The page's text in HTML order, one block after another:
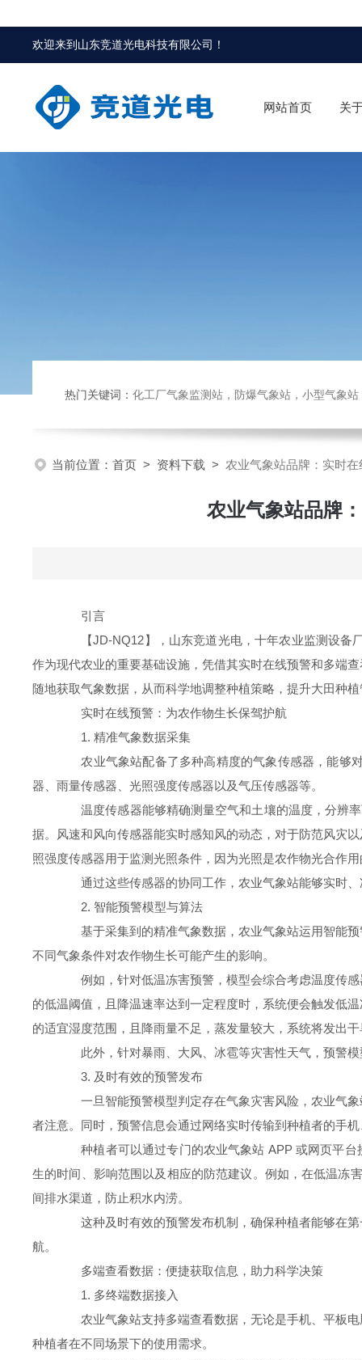
欢迎来到 山东竞道光电科技有限公司 ！
网站首页 关
热门关键词： 化工厂气象监测站，防爆气象站，小型气象站，化
当前位置： 首页 > 资料下载 > 农业气象站品牌：实时
农业气象站品牌
引言
【JD-NQ12】，山东竞道光电，十年农业监测设备厂
作为现代农业的重要基础设施，凭借其实时在线预警和多端
随地获取气象数据，从而科学地调整种植策略，提升大田种
实时在线预警：为农作物生长保驾护航
1. 精准气象数据采集
农业气象站配备了多种高精度的气象传感器，能够对
器、雨量传感器、光照强度传感器以及气压传感器等。
温度传感器能够精确测量空气和土壤的温度，分辨率
据。风速和风向传感器能实时感知风的动态，对于防范风灾
照强度传感器用于监测光照条件，因为光照是农作物光合作
通过这些传感器的协同工作，农业气象站能够实时、
2. 智能预警模型与算法
基于采集到的精准气象数据，农业气象站运用智能预
不同气象条件对农作物生长可能产生的影响。
例如，针对低温冻害预警，模型会综合考虑温度传感
的低温阈值，且降温速率达到一定程度时，系统便会触发低
的适宜湿度范围，且降雨量不足，蒸发量较大，系统将发出
此外，针对暴雨、大风、冰雹等灾害性天气，预警模
3. 及时有效的预警发布
一旦智能预警模型判定存在气象灾害风险，农业气象
者注意。同时，预警信息会通过网络实时传输到种植者的手
种植者可以通过专门的农业气象站 APP 或网页平台
生的时间、影响范围以及相应的防范建议。例如，在低温冻
间排水渠道，防止积水内涝。
这种及时有效的预警发布机制，确保种植者能够在第
航。
多端查看数据：便捷获取信息，助力科学决策
1. 多终端数据接入
农业气象站支持多端查看数据，无论是手机、平板电
种植者在不同场景下的使用需求。